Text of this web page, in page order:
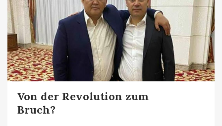
Von der Revolution zum
Bruch?